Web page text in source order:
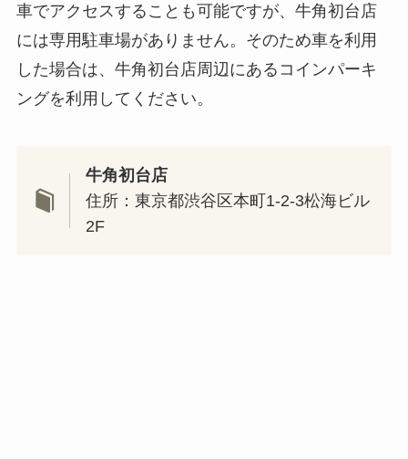
車でアクセスすることも可能ですが、牛角初台店
には専用駐車場がありません。そのため車を利用
した場合は、牛角初台店周辺にあるコインパーキ
ングを利用してください。
牛角初台店
住所：東京都渋谷区本町1-2-3松海ビル
2F